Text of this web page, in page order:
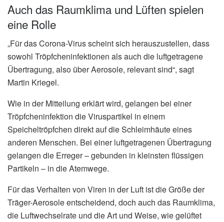
Auch das Raumklima und Lüften spielen
eine Rolle
„Für das Corona-Virus scheint sich herauszustellen, dass
sowohl Tröpfcheninfektionen als auch die luftgetragene
Übertragung, also über Aerosole, relevant sind“, sagt
Martin Kriegel.
Wie in der Mitteilung erklärt wird, gelangen bei einer
Tröpfcheninfektion die Viruspartikel in einem
Speicheltröpfchen direkt auf die Schleimhäute eines
anderen Menschen. Bei einer luftgetragenen Übertragung
gelangen die Erreger – gebunden in kleinsten flüssigen
Partikeln – in die Atemwege.
Für das Verhalten von Viren in der Luft ist die Größe der
Träger-Aerosole entscheidend, doch auch das Raumklima,
die Luftwechselrate und die Art und Weise, wie gelüftet